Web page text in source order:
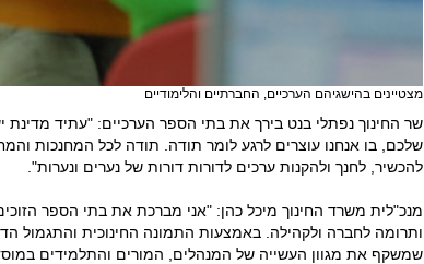
מצטיינים בהישגיהם הערכיים, החברתיים והלימודיים
שר החינוך נפתלי בנט בירך את בתי הספר הערכיים: "עתיד מדינת
שלכם, בו אנחנו עוצרים לרגע לומר תודה. תודה לכל המחנכות
להכשיר, לחנך ולהקנות ערכים לדורות דורות של נערים ונערות".
מנכ"לית משרד החינוך מיכל כהן: "אני מברכת את בתי הספר
ותרומה לחברה ולקהילה. באמצעות התמונה החינוכית והתגמול
שמשקף את מגוון העשייה של המנהלים, המורים והתלמידים